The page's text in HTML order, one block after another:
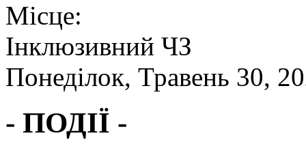
Місце:
Інклюзивний ЧЗ
Понеділок, Травень 30,
- ПОДІЇ -